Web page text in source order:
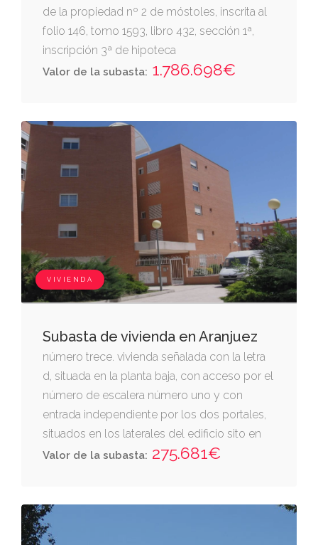
de la propiedad nº 2 de móstoles, inscrita al
folio 146, tomo 1593, libro 432, sección 1ª,
inscripción 3ª de hipoteca
Valor de la subasta: 1.786.698€
VIVIENDA
Subasta de vivienda en Aranjuez
número trece. vivienda señalada con la letra
d, situada en la planta baja, con acceso por el
número de escalera número uno y con
entrada independiente por los dos portales,
situados en los laterales del edificio sito en
aranjuez, hoy calle cuarteles, número 3,
perperdicular a la calle cuarteles, en interior
de la urbanización con longitudinal
Valor de la subasta: 275.681€